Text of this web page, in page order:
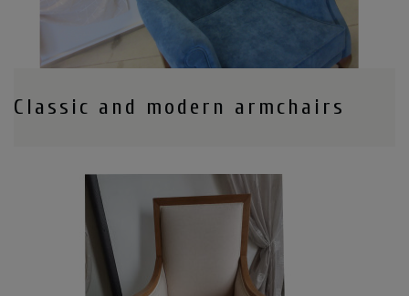
Classic and modern armchairs